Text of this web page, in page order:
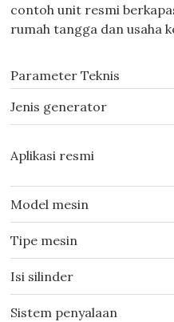
contoh unit resmi
rumah tangga dan usaha
Parameter Teknis
Jenis generator
Aplikasi resmi
Model mesin
Tipe mesin
Isi silinder
Sistem penyalaan